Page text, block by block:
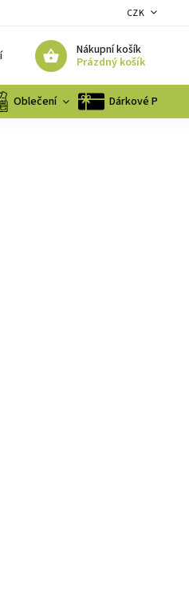
CZK
Nákupní košík
Prázdný košík
Oblečení Dárkové